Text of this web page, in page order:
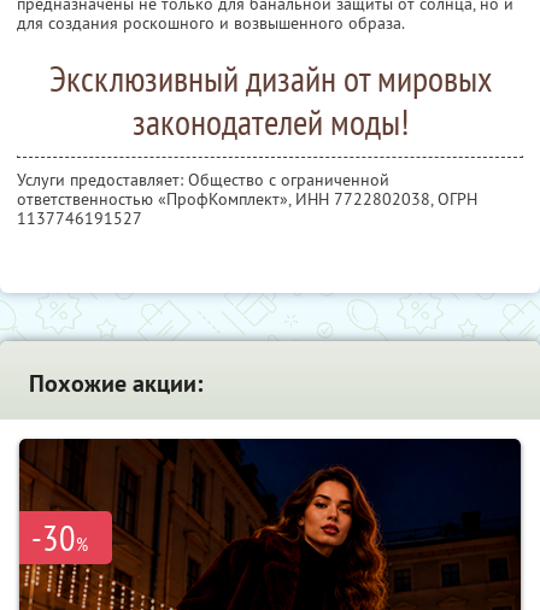
для создания роскошного и возвышенного образа.
Эксклюзивный дизайн от мировых
законодателей моды!
Услуги предоставляет: Общество с ограниченной
ответственностью «ПрофКомплект», ИНН 7722802038, ОГРН
1137746191527
Похожие акции:
-30%